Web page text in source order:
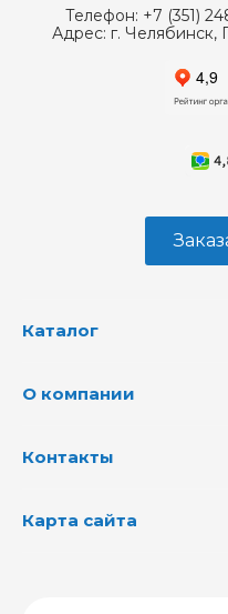
Телефон: +7 (351)
Адрес: г.
Каталог
О компании
Контакты
Карта сайта